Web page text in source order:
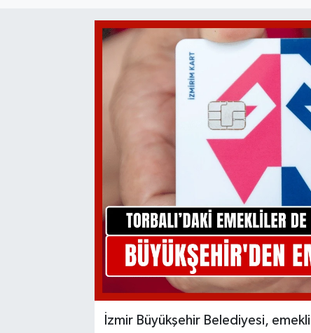
İzmir Büyükşehir Belediyesi,
Son Dakika Haberleri